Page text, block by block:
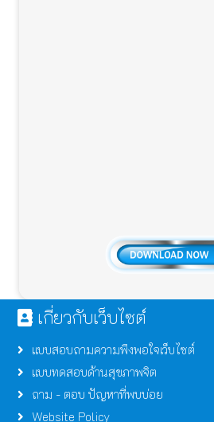
เกี่ยวกับเว็บไซต์
แบบสอบถามความพึงพอใจเว็บไซต์
แบบทดสอบด้านสุขภาพจิต
ถาม - ตอบ ปัญหาที่พบบ่อย
Website Policy